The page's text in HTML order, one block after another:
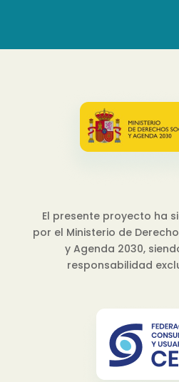
El presente proyecto ha
por el Ministerio de
y Agenda 2030,
responsabilidad